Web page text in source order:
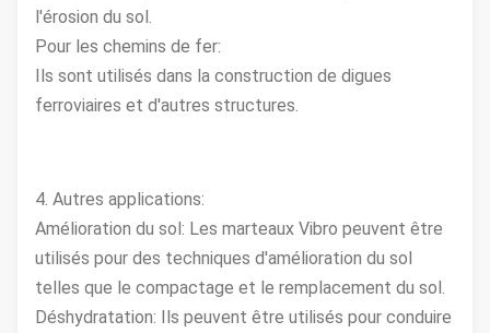
l'érosion du sol.
Pour les chemins de fer:
Ils sont utilisés dans la construction de digues
ferroviaires et d'autres structures.
4. Autres applications:
Amélioration du sol: Les marteaux Vibro peuvent être
utilisés pour des techniques d'amélioration du sol
telles que le compactage et le remplacement du sol.
Déshydratation: Ils peuvent être utilisés pour conduire